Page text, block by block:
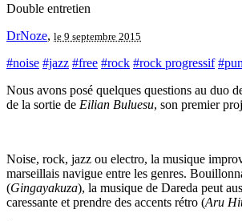
Double entretien
DrNoze, le 9 septembre 2015
#noise #jazz #free #rock #rock progressif
Nous avons posé quelques questions au duo
de la sortie de Eilian Buluesu, son premier
Noise, rock, jazz ou electro, la musique
marseillais navigue entre les genres.
(Gingayakuza), la musique de Dareda peut
caressante et prendre des accents rétro (Aru